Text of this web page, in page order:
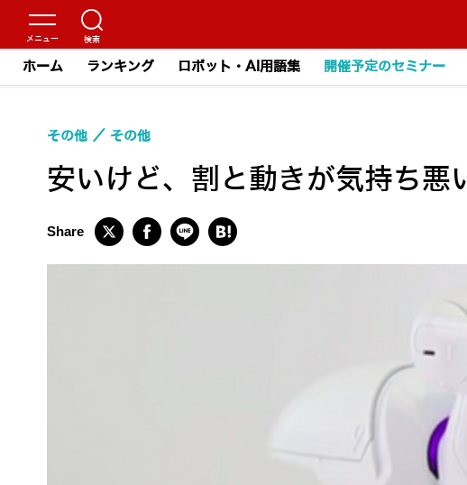
ホーム ランキング ロボット・AI用語集 開催予定のセミナー
安いけど、割と動きが気持ち
その他 その他